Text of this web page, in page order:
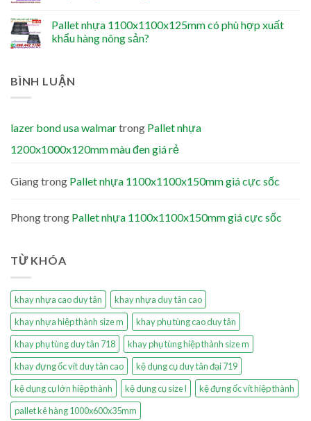
Pallet nhựa 1100x1100x125mm có phù hợp xuất
khẩu hàng nông sản?
BÌNH LUẬN
lazer bond usa walmartrong Pallet nhựa
1200x1000x120mm màu đen giá rẻ
Giangtrong Pallet nhựa 1100x1100x150mm giá cực sốc
Phongtrong Pallet nhựa 1100x1100x150mm giá cực sốc
TỪ KHÓA
khay nhựa cao duy tân
khay nhựa duy tân cao
khay nhựa hiệp thành size m
khay phụ tùng cao duy tân
khay phụ tùng duy tân 718
khay phụ tùng hiệp thành size m
khay đựng ốc vít duy tân cao
kệ dụng cụ duy tân đại 719
kệ dụng cụ lớn hiệp thành
kệ dụng cụ size l
kệ đựng ốc vít hiệp thành
pallet kê hàng 1000x600x35mm